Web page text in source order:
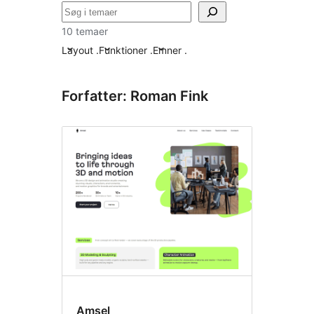
Søg
10 temaer
Layout .Funktioner .Emner .
Forfatter: Roman Fink
Amsel